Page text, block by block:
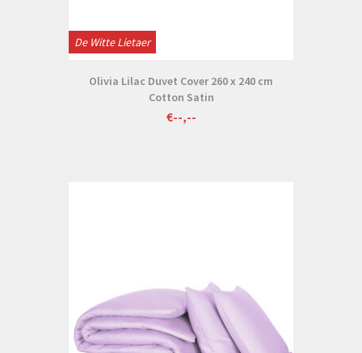
De Witte Lietaer
Olivia Lilac Duvet Cover 260 x 240 cm
Cotton Satin
€--,--